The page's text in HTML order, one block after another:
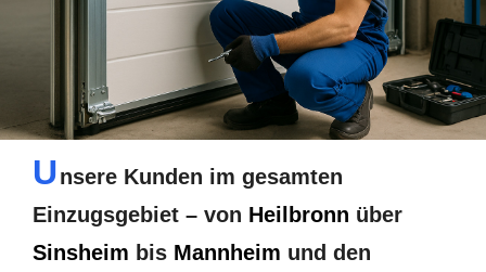
Unsere Kunden im gesamten
Einzugsgebiet – von Heilbronn über
Sinsheim bis Mannheim und den